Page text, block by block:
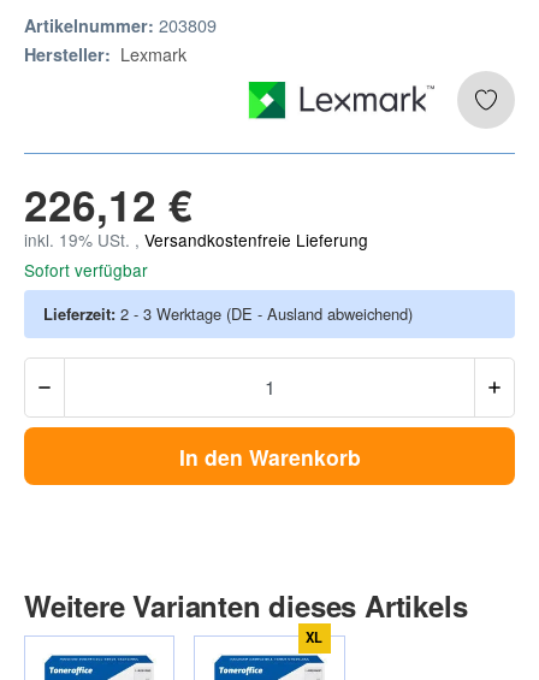
Artikelnummer: 203809
Hersteller: Lexmark
226,12 €
inkl. 19% USt. , Versandkostenfreie Lieferung
Sofort verfügbar
Lieferzeit: 2 - 3 Werktage (DE - Ausland abweichend)
In den Warenkorb
Weitere Varianten dieses Artikels
XL